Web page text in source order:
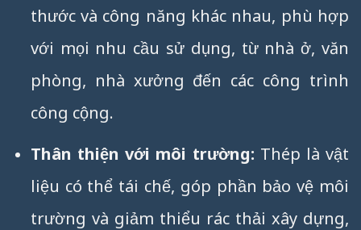
thước và công năng khác nhau, phù hợp
với mọi nhu cầu sử dụng, từ nhà ở, văn
phòng, nhà xưởng đến các công trình
công cộng.
Thân thiện với môi trường: Thép là vật
liệu có thể tái chế, góp phần bảo vệ môi
trường và giảm thiểu rác thải xây dựng,